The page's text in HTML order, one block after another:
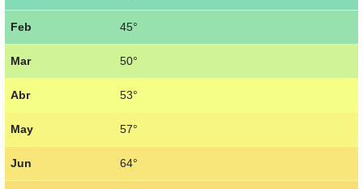
Feb 45°
Mar 50°
Abr 53°
May 57°
Jun 64°